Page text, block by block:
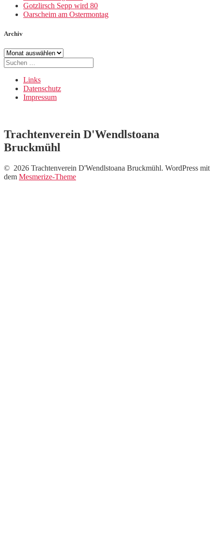
Gotzlirsch Sepp wird 80
Oarscheim am Ostermontag
Archiv
Archiv
Suche
nach:
Links
Datenschutz
Impressum
Trachtenverein D'Wendlstoana
Bruckmühl
© 2026 Trachtenverein D'Wendlstoana Bruckmühl. WordPress mit
dem Mesmerize-Theme